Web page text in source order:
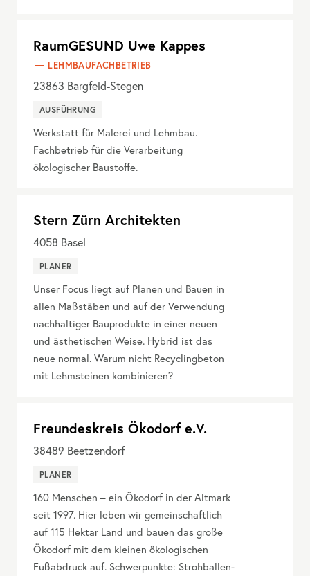
RaumGESUND Uwe Kappes
LEHMBAUFACHBETRIEB
23863 Bargfeld-Stegen
AUSFÜHRUNG
Werkstatt für Malerei und Lehmbau.
Fachbetrieb für die Verarbeitung
ökologischer Baustoffe.
Stern Zürn Architekten
4058 Basel
PLANER
Unser Focus liegt auf Planen und Bauen in
allen Maßstäben und auf der Verwendung
nachhaltiger Bauprodukte in einer neuen
und ästhetischen Weise. Hybrid ist das
neue normal. Warum nicht Recyclingbeton
mit Lehmsteinen kombinieren?
Freundeskreis Ökodorf e.V.
38489 Beetzendorf
PLANER
160 Menschen – ein Ökodorf in der Altmark
seit 1997. Hier leben wir gemeinschaftlich
auf 115 Hektar Land und bauen das große
Ökodorf mit dem kleinen ökologischen
Fußabdruck auf. Schwerpunkte: Strohballen-